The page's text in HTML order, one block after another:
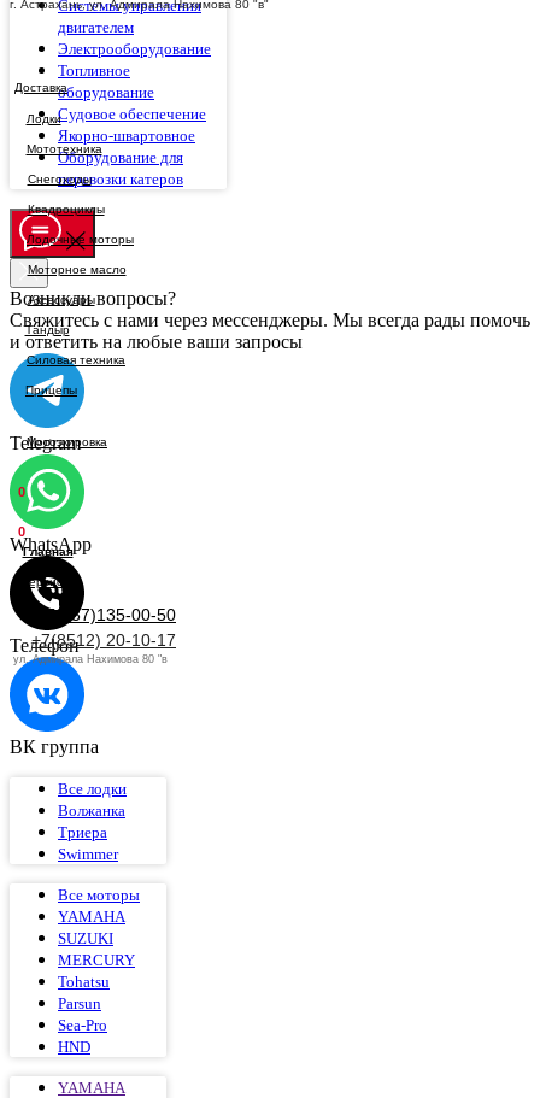
г. Астрахань, ул. Адмирала Нахимова 80 "в"
Доставка
0
0
Главная
Сервис
+7(937)135-00-50
+7(8512) 20-10-17
ул. Адмирала Нахимова 80 "в
Системы управления
двигателем
Электрооборудование
Топливное
оборудование
Судовое обеспечение
Якорно-швартовное
Оборудование для
перевозки катеров
Возникли вопросы?
Свяжитесь с нами через мессенджеры. Мы всегда рады помочь
и ответить на любые ваши запросы
Telegram
WhatsApp
Телефон
ВК группа
Все лодки
Волжанка
Триера
Swimmer
Все моторы
YAMAHA
SUZUKI
MERCURY
Tohatsu
Parsun
Sea-Pro
HND
YAMAHA